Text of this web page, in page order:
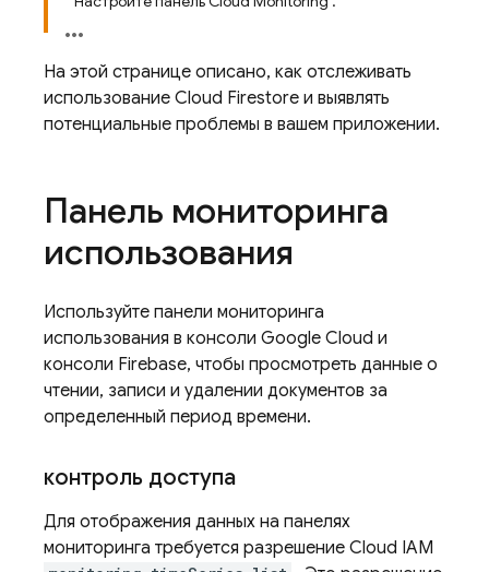
На этой странице описано, как отслеживать
использование Cloud Firestore и выявлять
потенциальные проблемы в вашем приложении.
Панель мониторинга
использования
Используйте панели мониторинга
использования в консоли Google Cloud и
консоли Firebase, чтобы просмотреть данные о
чтении, записи и удалении документов за
определенный период времени.
контроль доступа
Для отображения данных на панелях
мониторинга требуется разрешение Cloud IAM